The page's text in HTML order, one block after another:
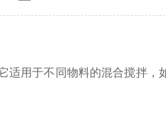
适用于不同物料的混合搅拌